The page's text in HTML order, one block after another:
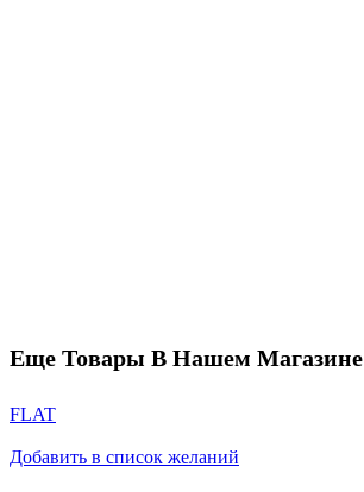
Еще Товары В Нашем Магазине
FLAT
Добавить в список желаний